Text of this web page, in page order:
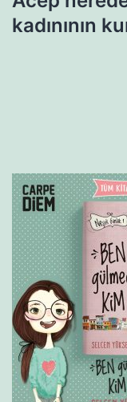
kadınının